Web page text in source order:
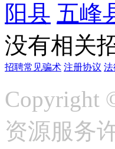
阳县 五峰
没有相关
招聘常见骗术 注册协议 法
Copyright
资源服务